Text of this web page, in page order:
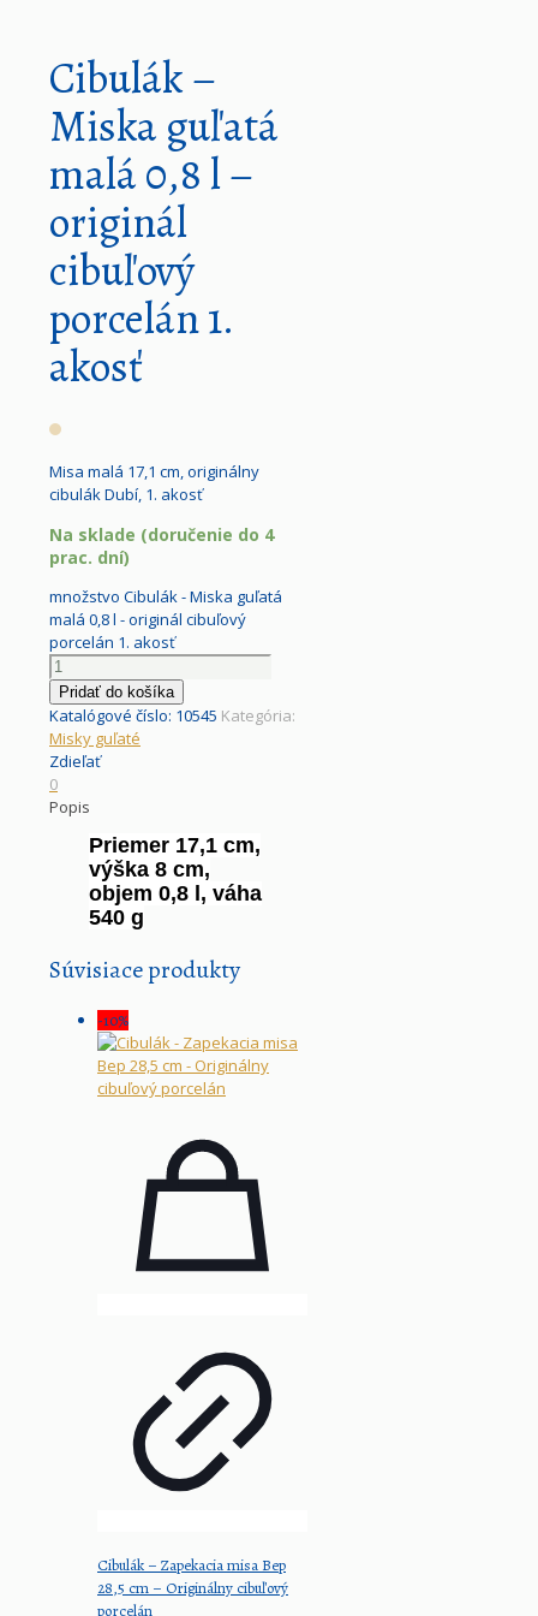
Cibulák –
Miska guľatá
malá 0,8 l –
originál
cibuľový
porcelán 1.
akosť
Misa malá 17,1 cm, originálny
cibulák Dubí, 1. akosť
Na sklade (doručenie do 4
prac. dní)
množstvo Cibulák - Miska guľatá
malá 0,8 l - originál cibuľový
porcelán 1. akosť
Pridať do košíka
Katalógové číslo: 10545 Kategória:
Misky guľaté
Zdieľať
0
Popis
Priemer 17,1 cm,
výška 8 cm,
objem 0,8 l, váha
540 g
Súvisiace produkty
-10%
Cibulák – Zapekacia misa Bep
28,5 cm – Originálny cibuľový
porcelán